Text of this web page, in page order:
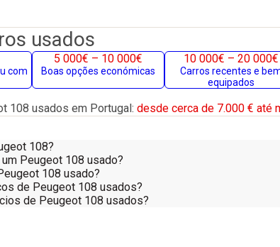
usados
com
5 000€ – 10 000€
Boas opções económicas
10 000€ – 20 000€
Carros recentes e
equipados
108 usados em Portugal: desde cerca de 7.000 € até
108?
Peugeot 108 usado?
108 usado?
de Peugeot 108 usados?
de Peugeot 108 usados?